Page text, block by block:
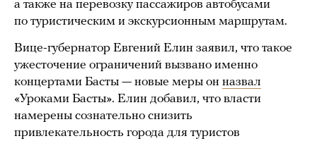
а также на перевозку пассажиров автобусами
по туристическим и экскурсионным маршрутам.
Вице-губернатор Евгений Елин заявил, что такое
ужесточение ограничений вызвано именно
концертами Басты — новые меры он назвал
«Уроками Басты». Елин добавил, что власти
намерены сознательно снизить
привлекательность города для туристов